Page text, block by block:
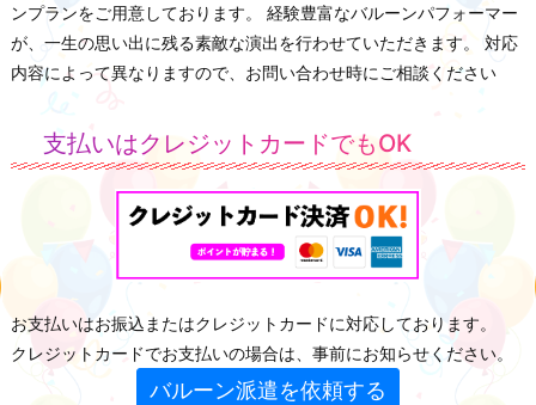
ンプランをご用意しております。 経験豊富なバルーンパフォーマー
が、一生の思い出に残る素敵な演出を行わせていただきます。 対応
内容によって異なりますので、お問い合わせ時にご相談ください
支払いはクレジットカードでもOK
お支払いはお振込またはクレジットカードに対応しております。
クレジットカードでお支払いの場合は、事前にお知らせください。
バルーン派遣を依頼する